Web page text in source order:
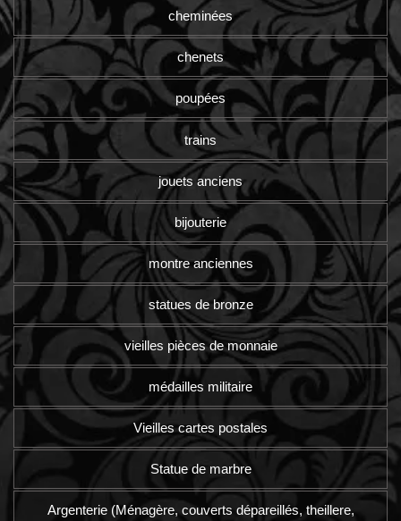
cheminées
chenets
poupées
trains
jouets anciens
bijouterie
montre anciennes
statues de bronze
vieilles pièces de monnaie
médailles militaire
Vieilles cartes postales
Statue de marbre
Argenterie (Ménagère, couverts dépareillés, theillere,